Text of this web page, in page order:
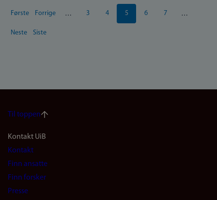
Sider
Første
Første
Forrige
Forrige … Side
3 Side
4
Nåværende
side
5 Side
6 Side
7 …
Neste
Neste
Siste
Siste
Til toppen
Footer
navigation
(no)
Kontakt UiB
Kontakt
Finn ansatte
Finn forsker
Presse